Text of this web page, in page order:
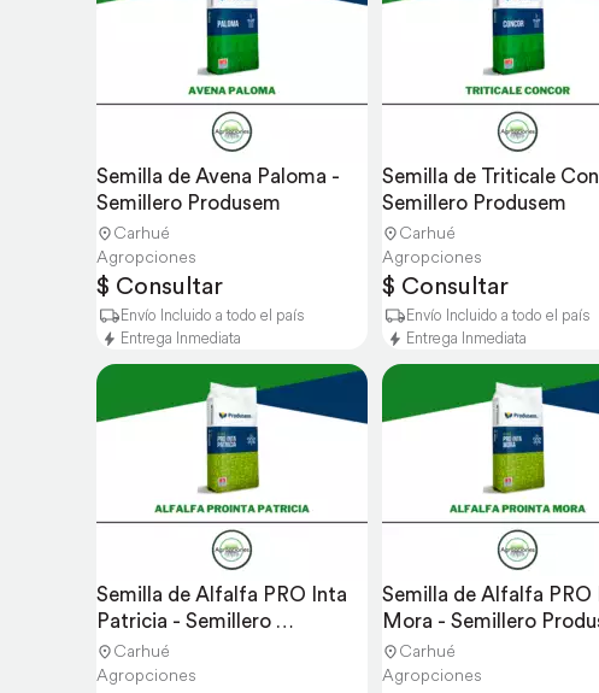
Semilla de Avena Paloma -
Semillero Produsem
Carhué
Agropciones
$ Consultar
Envío Incluido a todo el país
Entrega Inmediata
Semilla de Triticale
Semillero Produsem
Carhué
Agropciones
$ Consultar
Envío Incluido a todo el país
Entrega Inmediata
Semilla de Alfalfa PRO Inta
Patricia - Semillero
Produsem
Carhué
Agropciones
Semilla de Alfalfa PRO
Mora - Semillero
Carhué
Agropciones